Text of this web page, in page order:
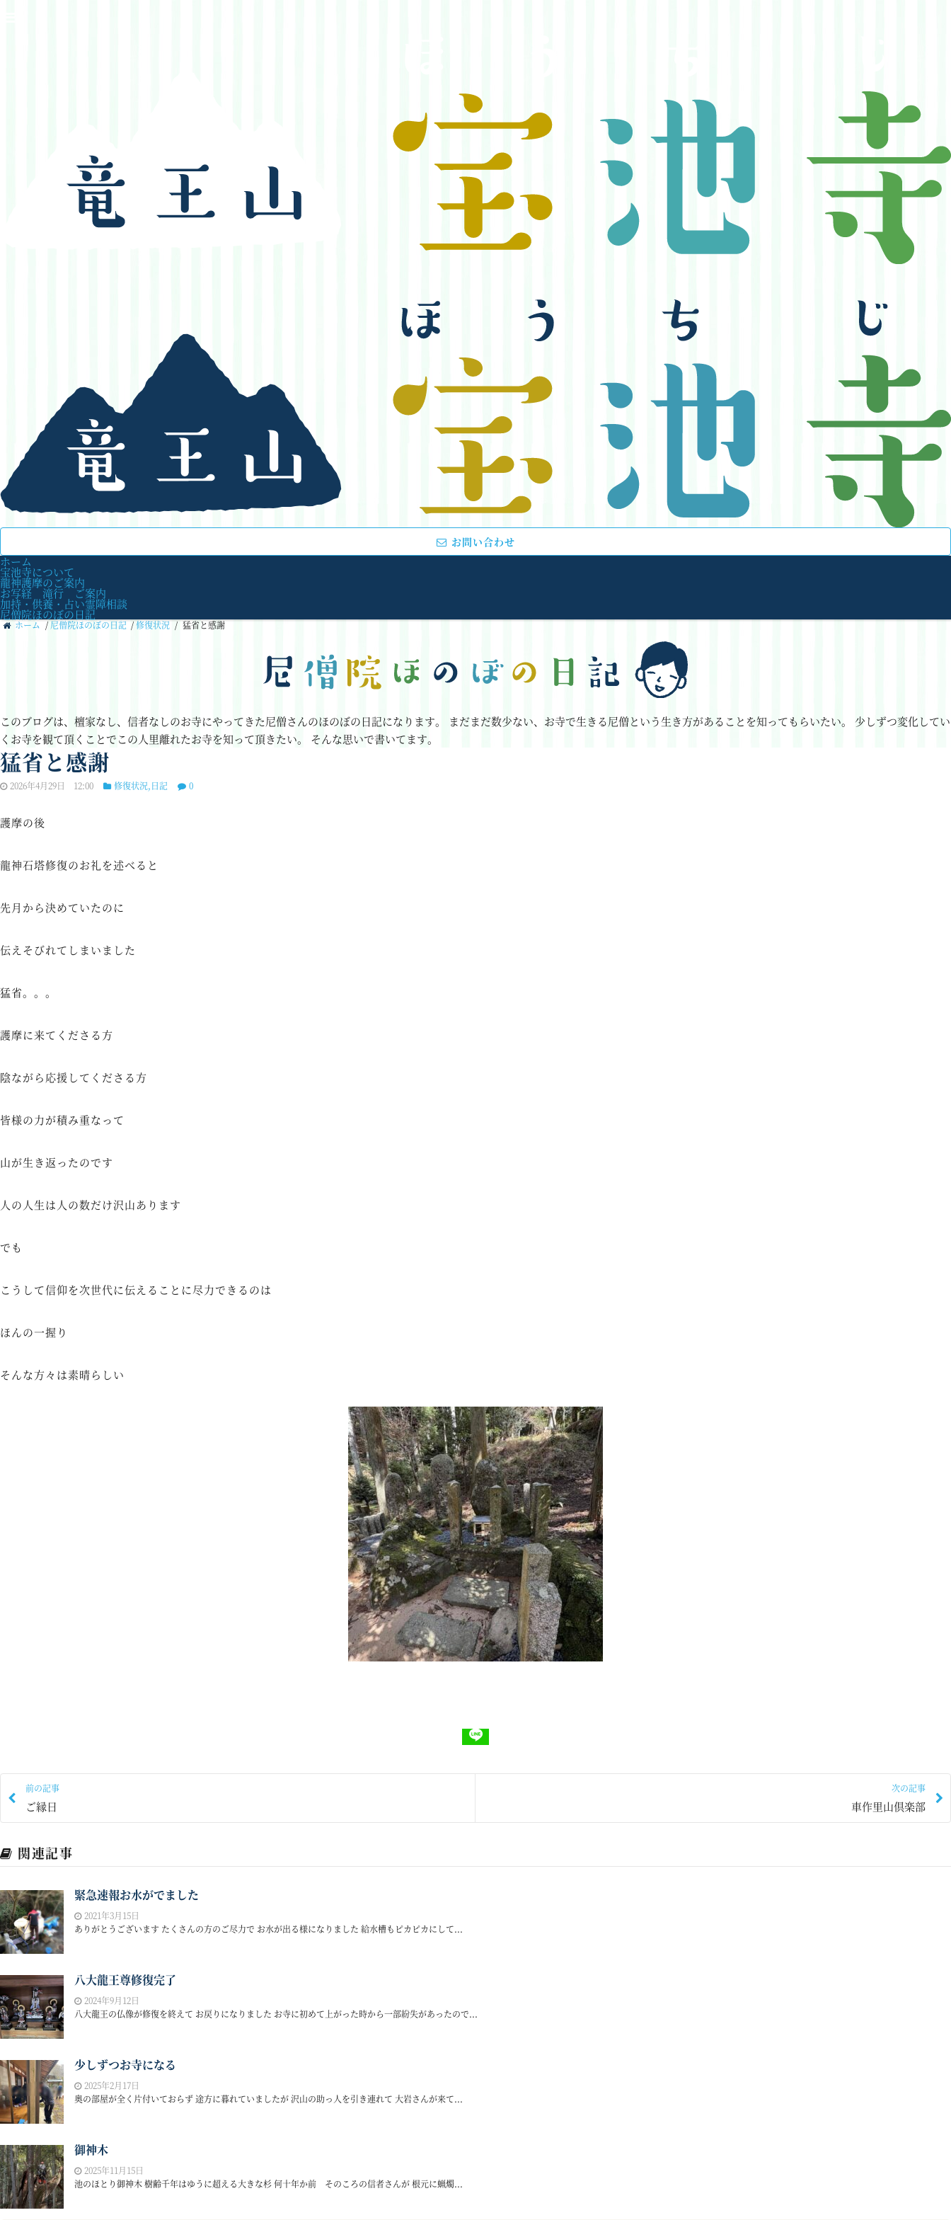
お問い合わせ
ホーム
宝池寺について
龍神護摩のご案内
お写経 滝行 ご案内
加持・供養・占い霊障相談
尼僧院ほのぼの日記
ホーム /尼僧院ほのぼの日記 /修復状況 / 猛省と感謝
このブログは、檀家なし、信者なしのお寺にやってきた尼僧さんのほのぼの日記になります。 まだまだ数少ない、お寺で生きる尼僧という生き方があることを知ってもらいたい。
少しずつ変化してい
くお寺を観て頂くことでこの人里離れたお寺を知って頂きたい。 そんな思いで書いてます。
猛省と感謝
2026年4月29日 12:00 修復状況,日記 0
護摩の後
龍神石塔修復のお礼を述べると
先月から決めていたのに
伝えそびれてしまいました
猛省。。。
護摩に来てくださる方
陰ながら応援してくださる方
皆様の力が積み重なって
山が生き返ったのです
人の人生は人の数だけ沢山あります
でも
こうして信仰を次世代に伝えることに尽力できるのは
ほんの一握り
そんな方々は素晴らしい
前の記事
ご縁日
次の記事
車作里山倶楽部
関連記事
緊急速報お水がでました
2021年3月15日
ありがとうございます たくさんの方のご尽力で お水が出る様になりました 給水槽もピカピカにして...
八大龍王尊修復完了
2024年9月12日
八大龍王の仏像が修復を終えて お戻りになりました お寺に初めて上がった時から一部紛失があったので...
少しずつお寺になる
2025年2月17日
奥の部屋が全く片付いておらず 途方に暮れていましたが 沢山の助っ人を引き連れて 大岩さんが来て...
御神木
2025年11月15日
池のほとり御神木 樹齢千年はゆうに超える大きな杉 何十年か前 そのころの信者さんが 根元に蝋燭...